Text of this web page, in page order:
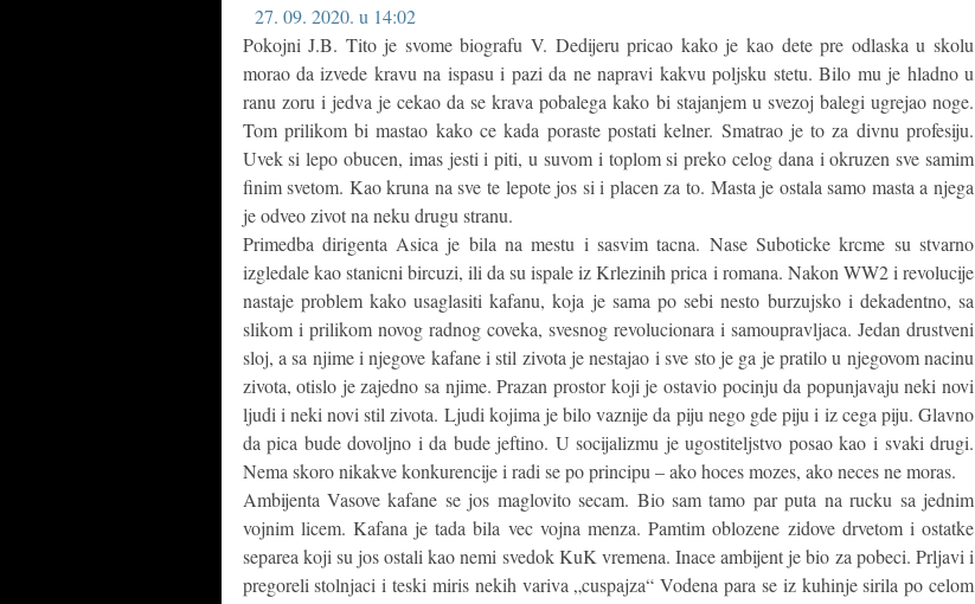
27. 09. 2020. u 14:02
Pokojni J.B. Tito je svome biografu V. Dedijeru pricao kako je kao dete pre odlaska u skolu
morao da izvede kravu na ispasu i pazi da ne napravi kakvu poljsku stetu. Bilo mu je hladno u
ranu zoru i jedva je cekao da se krava pobalega kako bi stajanjem u svezoj balegi ugrejao noge.
Tom prilikom bi mastao kako ce kada poraste postati kelner. Smatrao je to za divnu profesiju.
Uvek si lepo obucen, imas jesti i piti, u suvom i toplom si preko celog dana i okruzen sve samim
finim svetom. Kao kruna na sve te lepote jos si i placen za to. Masta je ostala samo masta a njega
je odveo zivot na neku drugu stranu.
Primedba dirigenta Asica je bila na mestu i sasvim tacna. Nase Suboticke krcme su stvarno
izgledale kao stanicni bircuzi, ili da su ispale iz Krlezinih prica i romana. Nakon WW2 i revolucije
nastaje problem kako usaglasiti kafanu, koja je sama po sebi nesto burzujsko i dekadentno, sa
slikom i prilikom novog radnog coveka, svesnog revolucionara i samoupravljaca. Jedan drustveni
sloj, a sa njime i njegove kafane i stil zivota je nestajao i sve sto je ga je pratilo u njegovom nacinu
zivota, otislo je zajedno sa njime. Prazan prostor koji je ostavio pocinju da popunjavaju neki novi
ljudi i neki novi stil zivota. Ljudi kojima je bilo vaznije da piju nego gde piju i iz cega piju. Glavno
da pica bude dovoljno i da bude jeftino. U socijalizmu je ugostiteljstvo posao kao i svaki drugi.
Nema skoro nikakve konkurencije i radi se po principu – ako hoces mozes, ako neces ne moras.
Ambijenta Vasove kafane se jos maglovito secam. Bio sam tamo par puta na rucku sa jednim
vojnim licem. Kafana je tada bila vec vojna menza. Pamtim oblozene zidove drvetom i ostatke
separea koji su jos ostali kao nemi svedok KuK vremena. Inace ambijent je bio za pobeci. Prljavi i
pregoreli stolnjaci i teski miris nekih variva „cuspajza“ Vodena para se iz kuhinje sirila po celom